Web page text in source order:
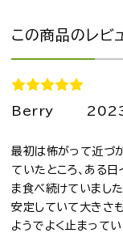
この商品のレビ
Berry
最初は怖がって近づ
ていたところ、ある
ま食べ続けていました
安定していて大きさ
ようでよく止まってい